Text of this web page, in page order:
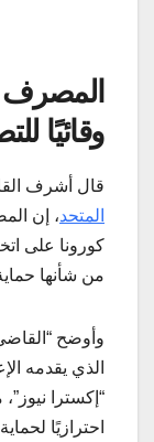
وقائيًا
قال أشرف
المتحد، إن
كورونا على
من شأنها
وأوضح
الذي يقدمه
احترازيًا